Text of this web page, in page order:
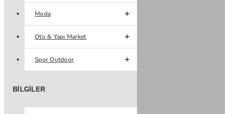
Moda
Oto & Yapı Market
Spor Outdoor
BILGILER